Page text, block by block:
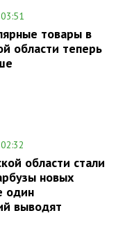
товары в
области теперь
области стали
новых
один
выводят